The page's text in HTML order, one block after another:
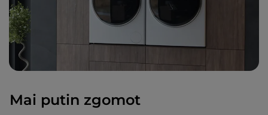
Mai putin zgomot